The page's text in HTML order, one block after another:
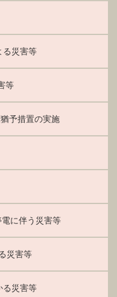
る災害等
等
予措置の実施
に伴う災害等
災害等
る災害等